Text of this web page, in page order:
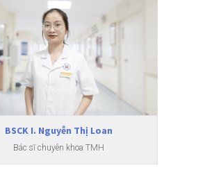
BSCK I. Nguyễn Thị Loan
Bác sĩ chuyên khoa TMH